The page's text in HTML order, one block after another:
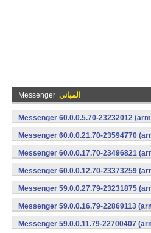
Messenger المباني
Messenger 60.0.0.5.70-23232012
Messenger 60.0.0.21.70-23594770
Messenger 60.0.0.17.70-23496821
Messenger 60.0.0.12.70-23373259
Messenger 59.0.0.27.79-23231875
Messenger 59.0.0.16.79-22869113
Messenger 59.0.0.11.79-22700407